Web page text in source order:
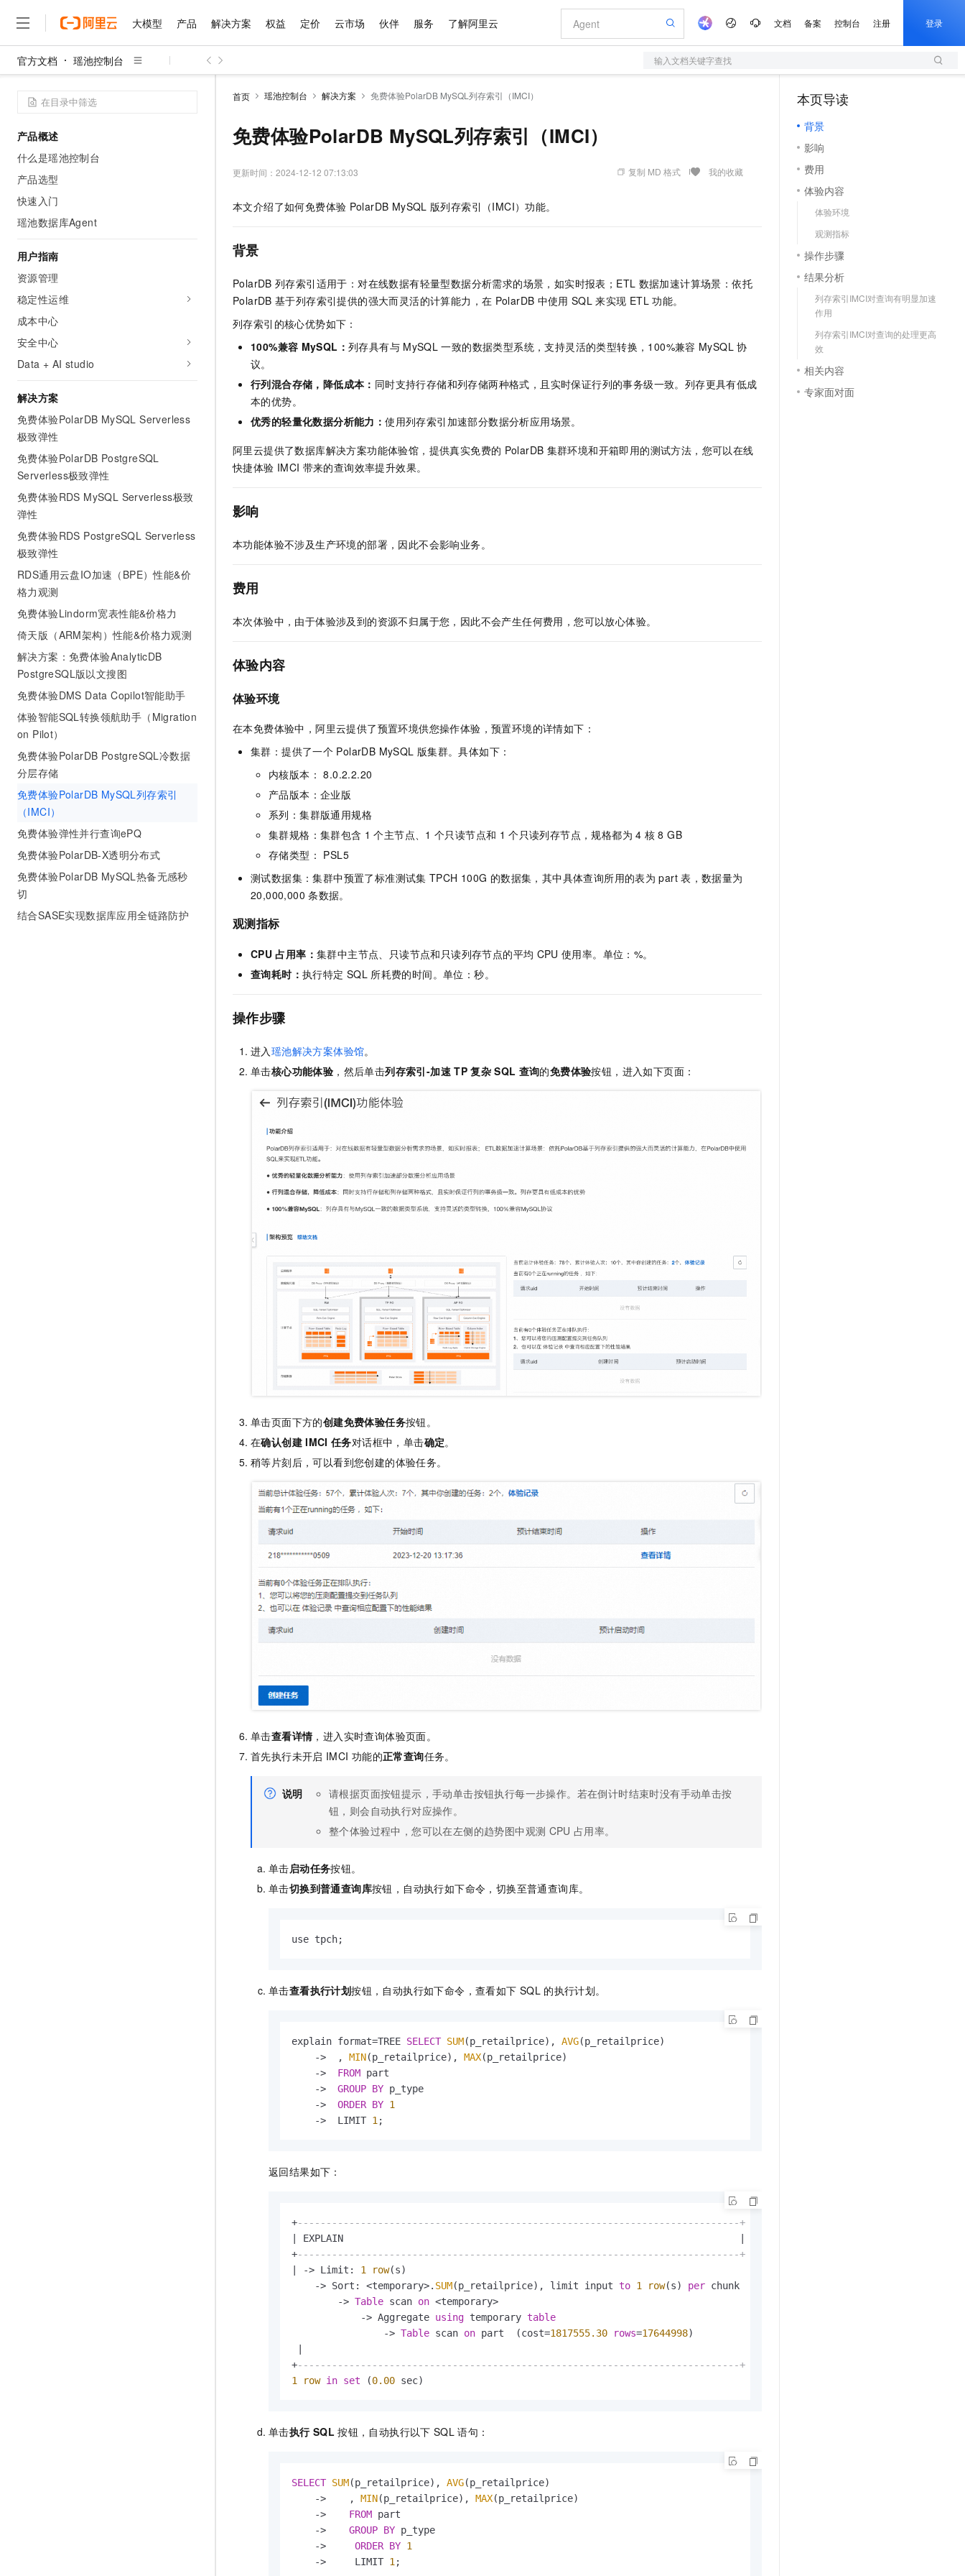
大模型 产品 解决方案 权益 定价 云市场 伙伴 服务 了解阿里云 文档 备案 控制台 注册 登录
官方文档 瑶池控制台 输入文档关键字查找
产品概述
什么是瑶池控制台
产品选型
快速入门
瑶池数据库Agent
用户指南
资源管理
稳定性运维
成本中心
安全中心
Data + AI studio
解决方案
免费体验PolarDB MySQL Serverless
极致弹性
免费体验PolarDB PostgreSQL
Serverless极致弹性
免费体验RDS MySQL Serverless极致
弹性
免费体验RDS PostgreSQL Serverless
极致弹性
RDS通用云盘IO加速（BPE）性能&价
格力观测
免费体验Lindorm宽表性能&价格力
倚天版（ARM架构）性能&价格力观测
解决方案：免费体验AnalyticDB
PostgreSQL版以文搜图
免费体验DMS Data Copilot智能助手
体验智能SQL转换领航助手（Migration
on Pilot）
免费体验PolarDB PostgreSQL冷数据
分层存储
免费体验PolarDB MySQL列存索引
（IMCI）
免费体验弹性并行查询ePQ
免费体验PolarDB-X透明分布式
免费体验PolarDB MySQL热备无感秒
切
结合SASE实现数据库应用全链路防护
首页 瑶池控制台 解决方案 免费体验PolarDB MySQL列存索引（IMCI）
免费体验PolarDB MySQL列存索引（IMCI）
更新时间： 2024-12-12 07:13:03 复制 MD 格式 我的收藏
本文介绍了如何免费体验 PolarDB MySQL 版列存索引（IMCI）功能。
背景
PolarDB 列存索引适用于：对在线数据有轻量型数据分析需求的场景，如实时报表；ETL 数据加速计算场景：依托
PolarDB 基于列存索引提供的强大而灵活的计算能力，在 PolarDB 中使用 SQL 来实现 ETL 功能。
列存索引的核心优势如下：
100%兼容 MySQL： 列存具有与 MySQL 一致的数据类型系统，支持灵活的类型转换，100%兼容 MySQL 协
议。
行列混合存储，降低成本： 同时支持行存储和列存储两种格式，且实时保证行列的事务级一致。列存更具有低成
本的优势。
优秀的轻量化数据分析能力：使用列存索引加速部分数据分析应用场景。
阿里云提供了数据库解决方案功能体验馆，提供真实免费的 PolarDB 集群环境和开箱即用的测试方法，您可以在线
快捷体验 IMCI 带来的查询效率提升效果。
影响
本功能体验不涉及生产环境的部署，因此不会影响业务。
费用
本次体验中，由于体验涉及到的资源不归属于您，因此不会产生任何费用，您可以放心体验。
体验内容
体验环境
在本免费体验中，阿里云提供了预置环境供您操作体验，预置环境的详情如下：
集群：提供了一个 PolarDB MySQL 版集群。具体如下：
内核版本： 8.0.2.2.20
产品版本：企业版
系列：集群版通用规格
集群规格：集群包含 1 个主节点、1 个只读节点和 1 个只读列存节点，规格都为 4 核 8 GB
存储类型： PSL5
测试数据集：集群中预置了标准测试集 TPCH 100G 的数据集，其中具体查询所用的表为 part 表，数据量为
20,000,000 条数据。
观测指标
CPU 占用率： 集群中主节点、只读节点和只读列存节点的平均 CPU 使用率。单位：%。
查询耗时： 执行特定 SQL 所耗费的时间。单位：秒。
操作步骤
进入瑶池解决方案体验馆。
单击核心功能体验 ，然后单击列存索引-加速 TP 复杂 SQL 查询的免费体验按钮，进入如下页面：
单击页面下方的创建免费体验任务按钮。
在确认创建 IMCI 任务对话框中，单击确定。
稍等片刻后，可以看到您创建的体验任务。
单击查看详情，进入实时查询体验页面。
首先执行未开启 IMCI 功能的正常查询任务。
说明
请根据页面按钮提示，手动单击按钮执行每一步操作。若在倒计时结束时没有手动单击按
钮，则会自动执行对应操作。
整个体验过程中，您可以在左侧的趋势图中观测 CPU 占用率。
单击启动任务按钮。
单击切换到普通查询库按钮，自动执行如下命令，切换至普通查询库。
use tpch;
单击查看执行计划按钮，自动执行如下命令，查看如下 SQL 的执行计划。
explain format=TREE SELECT SUM(p_retailprice), AVG(p_retailprice)
->
  ,
MIN(p_retailprice), MAX(p_retailprice)
-> FROM part
-> GROUP BY p_type
-> ORDER BY 1
->
  LIMIT
1 ;
返回结果如下：
+-----------------------------------------------------------------------------+
EXPLAIN
+-----------------------------------------------------------------------------+
-> Limit: 1 row(s)
-> Sort: <temporary>. SUM(p_retailprice), limit input to 1 row(s) per chunk
-> Table scan on <temporary>
-> Aggregate using temporary table
-> Table scan on part  (cost=1817555.30 rows=17644998)
+-----------------------------------------------------------------------------+
1
row in set (0.00 sec)
单击执行 SQL 按钮，自动执行以下 SQL 语句：
SELECT SUM(p_retailprice), AVG(p_retailprice)
->
    ,
MIN(p_retailprice), MAX(p_retailprice)
-> FROM part
-> GROUP BY p_type
-> ORDER BY 1
->
     LIMIT
1 ;
本页导读
背景
影响
费用
体验内容
体验环境
观测指标
操作步骤
结果分析
列存索引IMCI对查询有明显加速
作用
列存索引IMCI对查询的处理更高
效
相关内容
专家面对面
大模型
千问AI平台
能看、能想、能动手的多模态智能体模型 旗舰 MoE 大模型，百万上下文与顶尖推理能力 图生视频，流畅自然，细节丰富
语音识别与合成
Fun-ASR
大模型服务
千问AI平台-Token Plan NEW
个人版上线、团队版降价；千问3.8-Max首发发尝鲜
千问AI平台-模型体验
在线体验全尺寸、多种模态的模型效果
Happy 系列大模型
AI 应用构建
大模型服务平台百炼-应用模版
丰富多元化的应用模版和解决方案
大模型服务平台百炼-智能体
灵活可视化地构建企业级 Agent
大模型原生应用
万有无界
依托云原生高可用架构,实现Dify私有化部署 用1%尺寸在特定领域达到大模型90%以上效果
产品
精选产品
计算
容器
存储
网络与CDN
安全
中间件
数据库
大数据计算
媒体服务
企业服务与云通信
域名与网站
终端用户计算
Serverless
开发工具
迁移与运维管理
专有云
精选产品
大模型服务与应用平台
多元化、高性能、安全可靠的大模型服务
无影云电脑
随时随地安全接入的云上超级电脑
云解析DNS
云原生大数据计算服务 MaxCompute
面向分析的企业级SaaS模式云数据仓库
提供智能易用的域名与建站服务
人工智能平台 PAI
一站式AI开发、训练和推理服务
容器服务 Kubernetes 版 ACK
提供一站式管理容器应用的 K8s 服务
全托管，含MySQL、PostgreSQL、SQL Server、MariaDB多引擎
云防火墙
云原生的云上边界网络安全防护产品
轻量应用服务器
数字证书管理服务（原SSL证书）
实现全站HTTPS，呈现可信的WEB访问
短信服务
解决方案
精选解决方案
互联网应用开发
大数据
现代化应用
安全
网络
可观测
上云与迁云
企业出海
政企业务
精选解决方案
上传文档即自动完成翻译和格式还原
Hermes Agent，打造自进化智能体
自主进化，持久记忆，越用越聪明
快速拥有专属 OpenClaw
5 分钟轻松部署专属 QwenPaw HOT
从聊天伙伴进化为能主动干活的本地数字员工
一键购买专属联机服务器，轻松开启游戏
Agency Agents：拥有专属领域专家
HappyHorse 打造一站式影视创作平台
漫剧工坊：一站式动画创作平台
快速生产连贯的高质量长漫剧
高效部署网站，快速应用到小程序
权益 普惠上云
云服务器38元/年起，超值低价云产品抢先购
推荐新用户得奖励，单订单最高返9万
云工开物
高校专属算力普惠，学生认证享300元代金券
免费试用
解决方案免费试用 新老同享
最高领取价值200元试用点，立即开启云上创新
AI 产品 免费试用
1亿+ 大模型 tokens 和 30+ 款产品免费体验
140+云产品 免费试用
产品新客免费试用，最长12个月
大模型ACA认证体验
AI 特惠
至高享 1亿+免费 tokens，加速 Al 应用落地
Token Plan 模型订阅计划 NEW
Qwen3.8-Max 首发尝鲜，限时加量 10 倍，夜间低至2折
万小智 AI 建站低至 15元/月
送.CN域名，送备案服务码
夜间 5 折，Qwen/Meoo/TokenPlan 客户专享
AI 场景体验
从图文生成到视频创作，一键激活电商全链路生产力
AI 短剧/漫剧
AI助力短剧漫剧创作，剧本、分镜、视频高效生成
AI智能应用，一键激活高效办公新体验
智能客服
自动承接线索、识别商机，让客服更高效、服务更出色。
AI 活动
AI 生产力先锋
先锋实践拓展 AI 生产力的边界
飞天发布时刻
所见，即是所愿
AI 实训营
从基础到进阶，Agent 创客手把手教你
创新加速
覆盖90%+业务场景，专享组合折扣价
云聚AI 严选权益
精选AI产品，从模型到应用全链提效
AI 用量加速计划
新老同享，达量后返
定价 产品定价
了解云产品的定价详情
云上成本管理
管理和优化成本
价格计算器
自助选配和估算价格
价格优势
配置报价器
阿里云 OPC 创新助力计划
Token 补贴，五大权
益加速 OPC 成功
云市场 精选商城
多端小程序
观测云
Tuya 物联网平台阿里云版
电子合同
畅捷通
Tableau 订阅
AI空中课堂在线直播课堂（旗舰版）
生态解决方案
开发者生态解决方案
数据与 API
手机三要素
OCR 文字识别
快递物流查询
CRM
OA 办公系统
400电话
基础软件
宝塔 Linux
WordPress
Red Hat
专业服务
公司注册
防火墙
伙伴 成为销售伙伴
咨询伙伴
销售伙伴合作计划
无影生态合作计划
Consulting Partner 合作计划
成为产品伙伴
产品生态伙伴
产品伙伴合作计划
弹性计算合作计划
成为服务伙伴
服务伙伴合作计划
Al MaaS 服务伙伴赋能合作
伙伴信用分合作计划
更多支持
合作伙伴培训与认证
查询合作伙伴
登录合作伙伴管理后台
服务 售前咨询
售后服务
自助服务
在线服务
短信专区
企业增值服务
专家技术服务
企业成长
阿里云认证
全部认证
开发者社区
镜像站
我要反馈
我要建议
我要投诉
了解阿里云 为什么选择阿里云
技术领先
分析师报告
研究报告与白皮书
天池大赛
入门学习赛
最佳实践
云上奥运之旅
看见新力量
市场活动
阿里云中企出海大会
高校合作
科研合作
加入我们
校园招聘